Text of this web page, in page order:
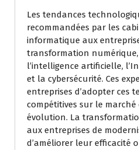
Les tendances
recommandées par les
informatique aux
transformation
l’intelligence artificielle,
et la cybersécurité. Ces
entreprises d’adopter ces
compétitives sur le
évolution. La
aux entreprises de
d’améliorer leur efficacité